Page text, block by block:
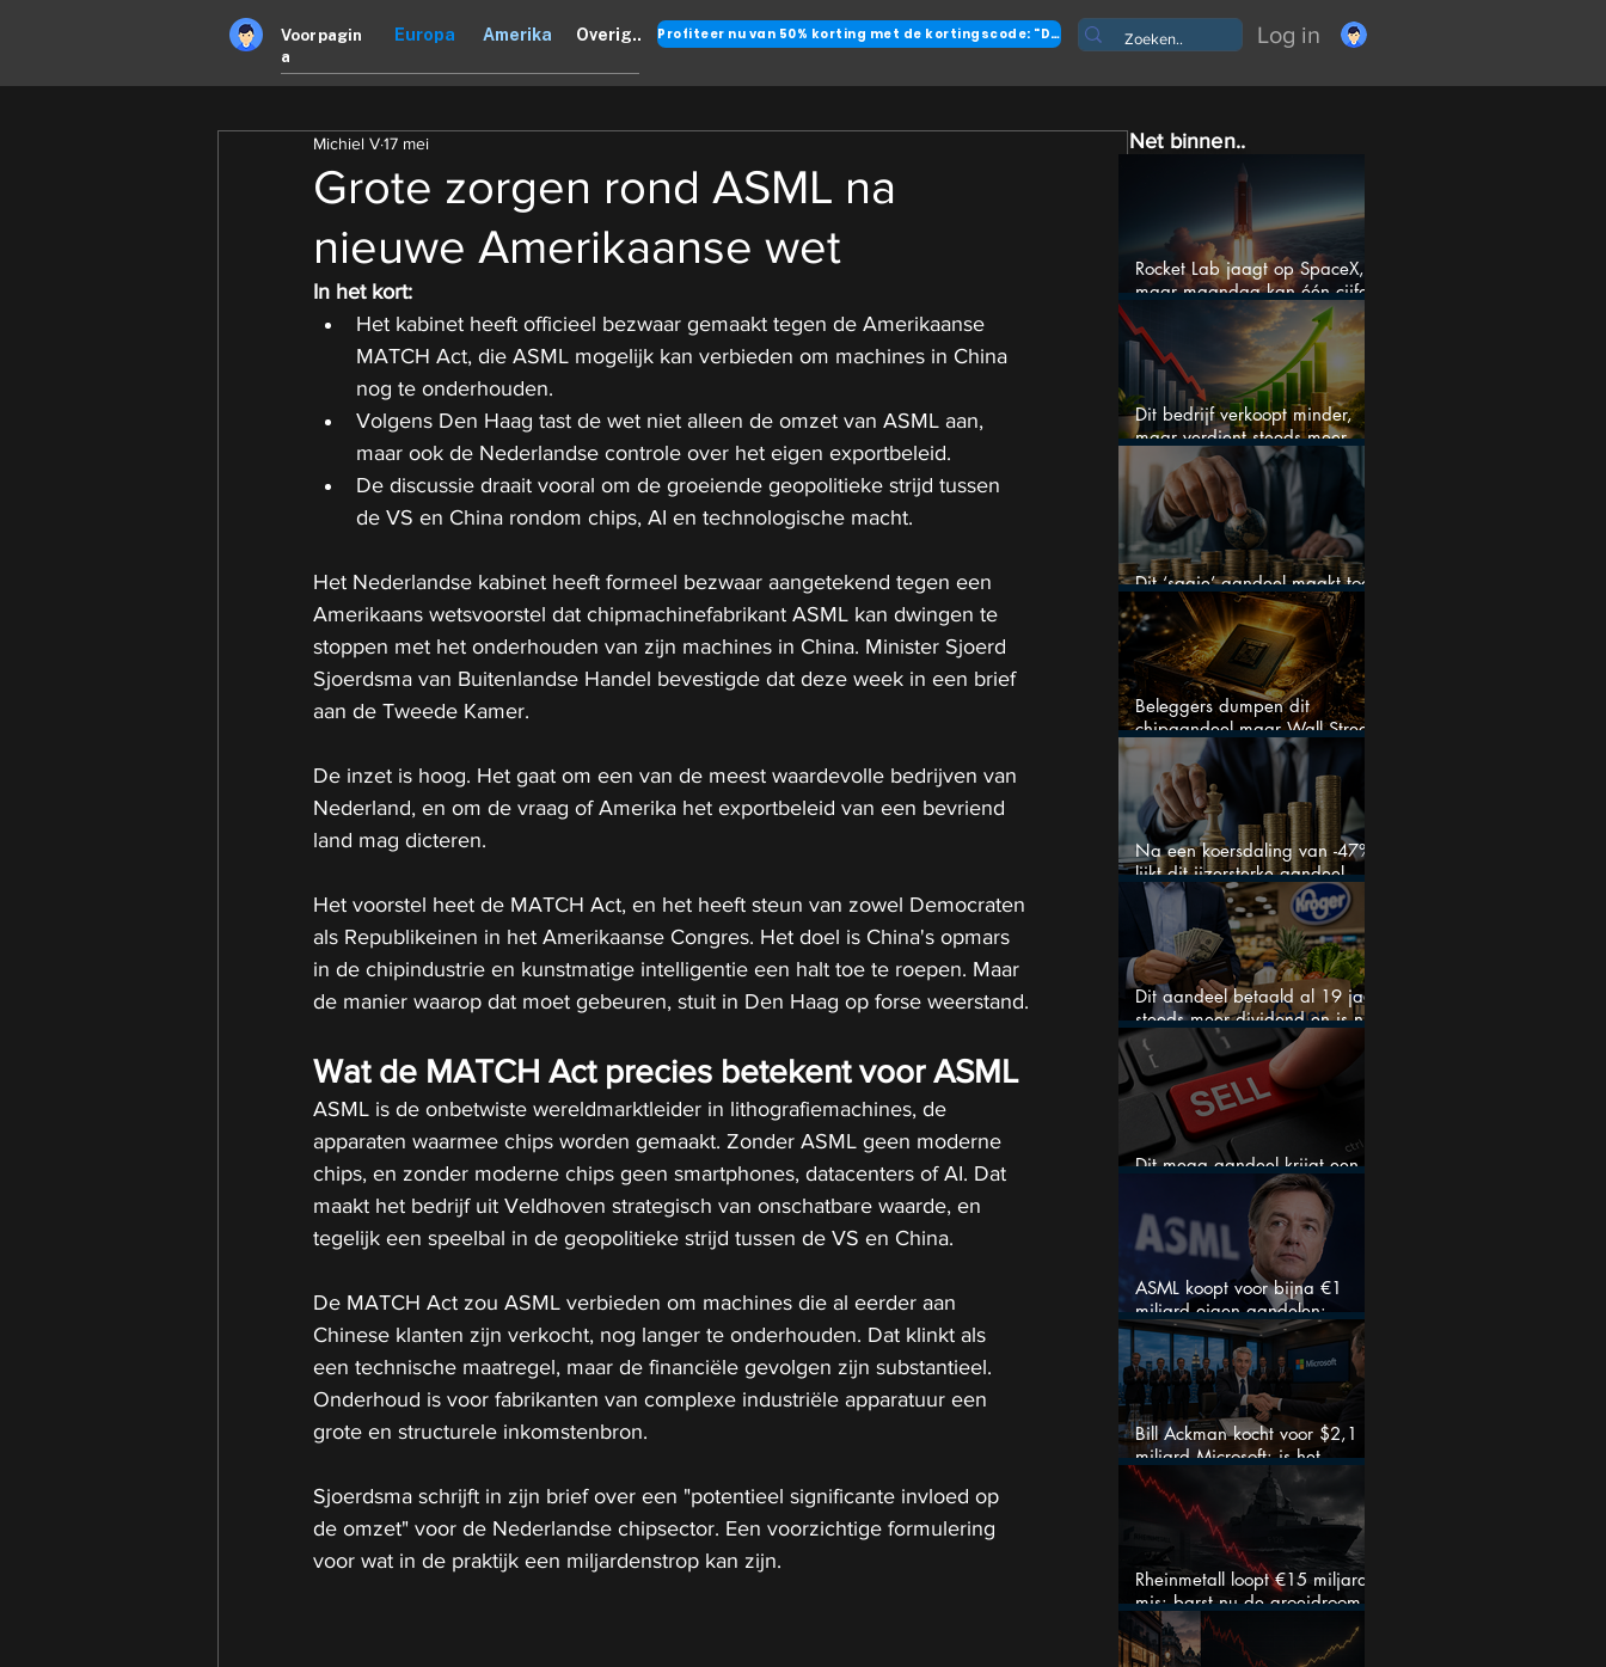
Voorpagin
a
Europa Amerika Overig.. Profiteer nu van 50% korting met de kortingscode: "DANK" Log in
Grote zorgen rond ASML na
nieuwe Amerikaanse wet
Michiel V17 mei
In het kort:
Het kabinet heeft officieel bezwaar gemaakt tegen de Amerikaanse
MATCH Act, die ASML mogelijk kan verbieden om machines in China
nog te onderhouden.
Volgens Den Haag tast de wet niet alleen de omzet van ASML aan,
maar ook de Nederlandse controle over het eigen exportbeleid.
De discussie draait vooral om de groeiende geopolitieke strijd tussen
de VS en China rondom chips, AI en technologische macht.
Het Nederlandse kabinet heeft formeel bezwaar aangetekend tegen een
Amerikaans wetsvoorstel dat chipmachinefabrikant ASML kan dwingen te
stoppen met het onderhouden van zijn machines in China. Minister Sjoerd
Sjoerdsma van Buitenlandse Handel bevestigde dat deze week in een brief
aan de Tweede Kamer.
De inzet is hoog. Het gaat om een van de meest waardevolle bedrijven van
Nederland, en om de vraag of Amerika het exportbeleid van een bevriend
land mag dicteren.
Het voorstel heet de MATCH Act, en het heeft steun van zowel Democraten
als Republikeinen in het Amerikaanse Congres. Het doel is China's opmars
in de chipindustrie en kunstmatige intelligentie een halt toe te roepen. Maar
de manier waarop dat moet gebeuren, stuit in Den Haag op forse weerstand.
Wat de MATCH Act precies betekent voor ASML
ASML is de onbetwiste wereldmarktleider in lithografiemachines, de
apparaten waarmee chips worden gemaakt. Zonder ASML geen moderne
chips, en zonder moderne chips geen smartphones, datacenters of AI. Dat
maakt het bedrijf uit Veldhoven strategisch van onschatbare waarde, en
tegelijk een speelbal in de geopolitieke strijd tussen de VS en China.
De MATCH Act zou ASML verbieden om machines die al eerder aan
Chinese klanten zijn verkocht, nog langer te onderhouden. Dat klinkt als
een technische maatregel, maar de financiële gevolgen zijn substantieel.
Onderhoud is voor fabrikanten van complexe industriële apparatuur een
grote en structurele inkomstenbron.
Sjoerdsma schrijft in zijn brief over een "potentieel significante invloed op
de omzet" voor de Nederlandse chipsector. Een voorzichtige formulering
voor wat in de praktijk een miljardenstrop kan zijn.
Net binnen..
Rocket Lab jaagt op SpaceX,
maar maandag kan één cijfer
de droom doorprikken?
Dit bedrijf verkoopt minder,
maar verdient steeds meer —
hoe lang kan dit sprookje
doorgaan?
Dit ‘saaie’ aandeel maakt toch
bizar veel winst
Beleggers dumpen dit
chipaandeel maar Wall Street
ziet een zeldzame koopkans
Na een koersdaling van -47%
lijkt dit ijzersterke aandeel
aantrekkelijker dan ooit
Dit aandeel betaald al 19 jaar
steeds meer dividend en is nu
goedkoop
Dit mega aandeel krijgt een
zeldzaam verkoopadvies
ASML koopt voor bijna €1
miljard eigen aandelen:
slimme zet of dure timing?
Bill Ackman kocht voor $2,1
miljard Microsoft: is het
aandeel na de koerssprong
nog aantrekkelijk?
Rheinmetall loopt €15 miljard
mis: barst nu de groeidroom
van het defensiebedrijf?